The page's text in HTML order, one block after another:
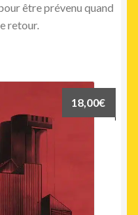
être prévenu quand
retour.
18,00€